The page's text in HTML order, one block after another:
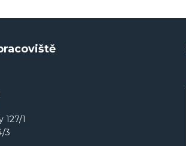
127/1
3